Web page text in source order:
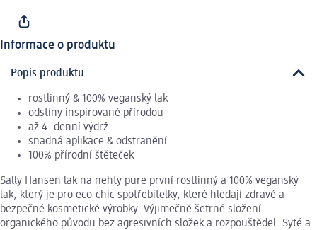
Informace o produktu
Popis produktu
rostlinný & 100% veganský lak
odstíny inspirované přírodou
až 4. denní výdrž
snadná aplikace & odstranění
100% přírodní štěteček
Sally Hansen lak na nehty pure první rostlinný a 100% veganský
lak, který je pro eco-chic spotřebitelky, které hledají zdravé a
bezpečné kosmetické výrobky. Výjimečně šetrné složení
organického původu bez agresivních složek a rozpouštědel. Syté a